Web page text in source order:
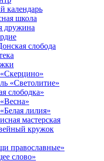
календарь
школа
дружина
слобода
«Светолитие»
слободка»
лилия»
мастерская
кружок
православные»
слово»